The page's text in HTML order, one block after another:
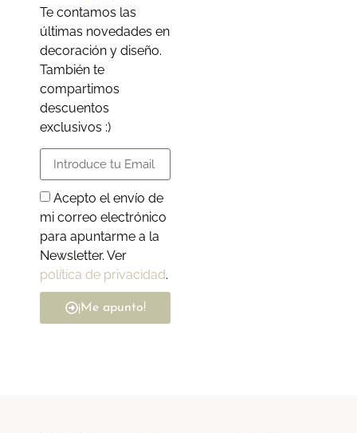
Te contamos las
últimas novedades en
decoración y diseño.
También te
compartimos
descuentos
exclusivos :)
Acepto el envío de
mi correo electrónico
para apuntarme a la
Newsletter. Ver
política de privacidad.
¡Me apunto!